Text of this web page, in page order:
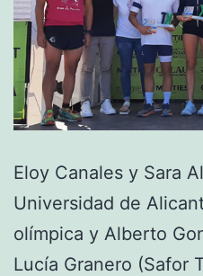
Eloy Canales y Sara
Universidad de
olímpica y Alberto
Lucía Granero (Safor